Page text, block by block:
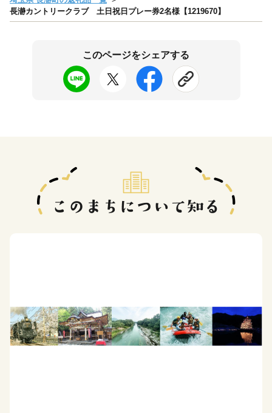
長瀞カントリークラブ 土日祝日プレー券2名様【1219670】
このページをシェアする